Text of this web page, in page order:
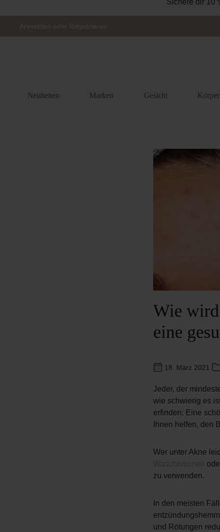
Sichere dir 10
Anmelden oder Registrieren
Neuheiten Marken Gesicht Körper
Wie
eine
18. März 2021
Jeder, der
wie schwierig es
erfinden: Eine
Ihnen helfen, den
Wer unter Akne
Waschlotionen
zu verwenden.
In den meisten
und Rötungen